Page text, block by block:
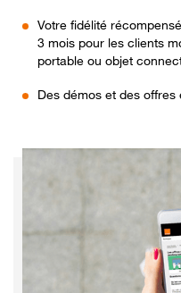
Votre fidélité
3 mois pour les clients
portable ou objet
Des démos et des offres